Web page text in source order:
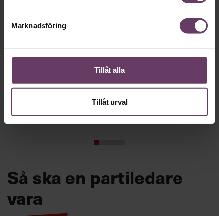
Marknadsföring
Tillåt alla
Tillåt urval
Chef + Winningtemp
Deloitte:
Så ska en partiledare
vara